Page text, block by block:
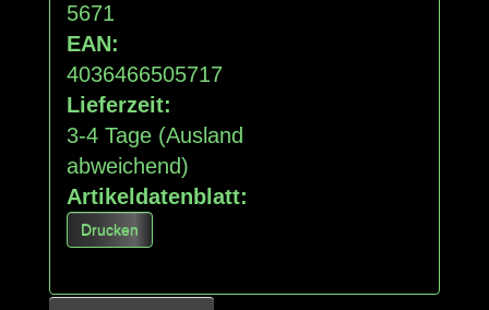
5671
EAN:
4036466505717
Lieferzeit:
3-4 Tage (Ausland
abweichend)
Artikeldatenblatt:
Drucken